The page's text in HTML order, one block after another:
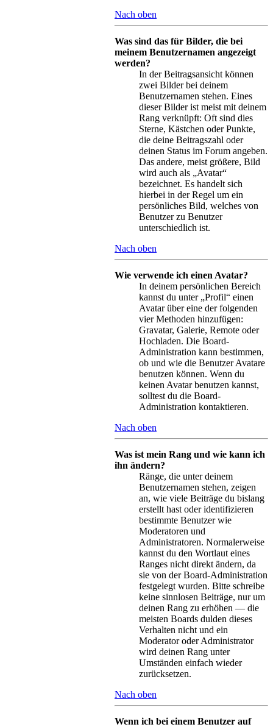
Nach oben
Was sind das für Bilder, die bei
meinem Benutzernamen angezeigt
werden?
In der Beitragsansicht können
zwei Bilder bei deinem
Benutzernamen stehen. Eines
dieser Bilder ist meist mit deinem
Rang verknüpft: Oft sind dies
Sterne, Kästchen oder Punkte,
die deine Beitragszahl oder
deinen Status im Forum angeben.
Das andere, meist größere, Bild
wird auch als „Avatar“
bezeichnet. Es handelt sich
hierbei in der Regel um ein
persönliches Bild, welches von
Benutzer zu Benutzer
unterschiedlich ist.
Nach oben
Wie verwende ich einen Avatar?
In deinem persönlichen Bereich
kannst du unter „Profil“ einen
Avatar über eine der folgenden
vier Methoden hinzufügen:
Gravatar, Galerie, Remote oder
Hochladen. Die Board-
Administration kann bestimmen,
ob und wie die Benutzer Avatare
benutzen können. Wenn du
keinen Avatar benutzen kannst,
solltest du die Board-
Administration kontaktieren.
Nach oben
Was ist mein Rang und wie kann ich
ihn ändern?
Ränge, die unter deinem
Benutzernamen stehen, zeigen
an, wie viele Beiträge du bislang
erstellt hast oder identifizieren
bestimmte Benutzer wie
Moderatoren und
Administratoren. Normalerweise
kannst du den Wortlaut eines
Ranges nicht direkt ändern, da
sie von der Board-Administration
festgelegt wurden. Bitte schreibe
keine sinnlosen Beiträge, nur um
deinen Rang zu erhöhen — die
meisten Boards dulden dieses
Verhalten nicht und ein
Moderator oder Administrator
wird deinen Rang unter
Umständen einfach wieder
zurücksetzen.
Nach oben
Wenn ich bei einem Benutzer auf